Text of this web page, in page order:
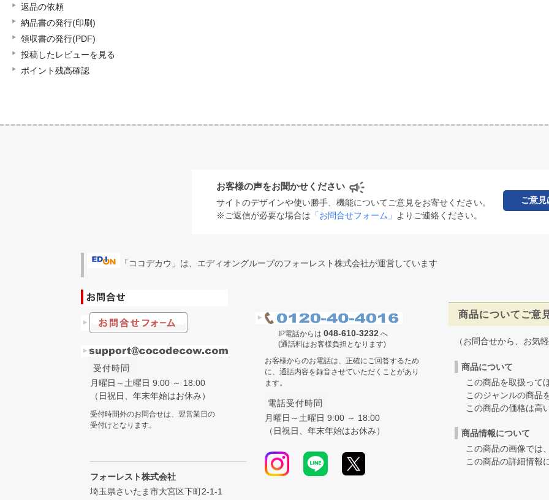
返品の依頼
納品書の発行(印刷)
領収書の発行(PDF)
投稿したレビューを見る
ポイント残高確認
お客様の声をお聞かせください
サイトのデザインや使い勝手、機能についてご意見をお寄せください。
※ご返信が必要な場合は 「お問合せフォーム」 よりご連絡ください。
ご意見
「ココデカウ」は、エディオングループのフォーレスト株式会社が運営しています
受付時間
月曜日～土曜日 9:00 ～ 18:00
（日祝日、年末年始はお休み）
受付時間外のお問合せは、翌営業日の
受付けとなります。
フォーレスト株式会社
埼玉県さいたま市大宮区下町2-1-1
IP電話からは 048-610-3232 へ
(通話料はお客様負担となります)
お客様からのお電話は、正確にご回答するため
に、通話内容を録音させていただくことがあり
ます。
電話受付時間
月曜日～土曜日 9:00 ～ 18:00
（日祝日、年末年始はお休み）
商品についてご意
（お問合せから、お気
商品について
この商品を取扱って
このジャンルの商品
この商品の価格は高
商品情報について
この商品の画像では
この商品の詳細情報